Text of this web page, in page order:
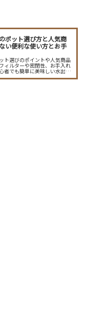
ポット選び方と人気商
い便利な使い方とお手
ト選びのポイントや人気商品
ィルターや密閉性、お手入れ
者でも簡単に美味しい水出し
お届けします。